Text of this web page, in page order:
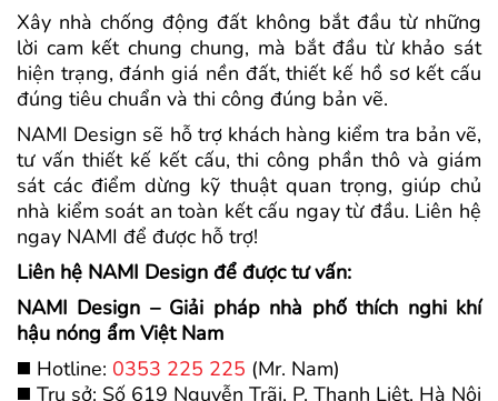
Xây nhà chống động đất không bắt đầu từ những
lời cam kết chung chung, mà bắt đầu từ khảo sát
hiện trạng, đánh giá nền đất, thiết kế hồ sơ kết cấu
đúng tiêu chuẩn và thi công đúng bản vẽ.
NAMI Design sẽ hỗ trợ khách hàng kiểm tra bản vẽ,
tư vấn thiết kế kết cấu, thi công phần thô và giám
sát các điểm dừng kỹ thuật quan trọng, giúp chủ
nhà kiểm soát an toàn kết cấu ngay từ đầu. Liên hệ
ngay NAMI để được hỗ trợ!
Liên hệ NAMI Design để được tư vấn:
NAMI Design – Giải pháp nhà phố thích nghi khí
hậu nóng ẩm Việt Nam
◼️ Hotline: 0353 225 225 (Mr. Nam)
◼️ Trụ sở: Số 619 Nguyễn Trãi, P. Thanh Liệt, Hà Nội